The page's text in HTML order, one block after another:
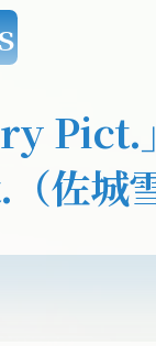
Pict.
佐城
す！